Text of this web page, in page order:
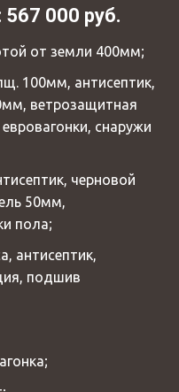
000 руб.
от земли 400мм;
100мм, антисептик,
ветрозащитная
снаружи
черновой
50мм,
пола;
антисептик,
подшив